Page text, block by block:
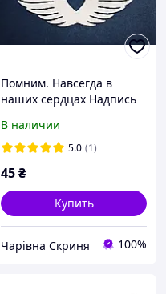
Помним. Навсегда в
наших сердцах Надпись
Фигурка в букет,цвети
Фигурка длянесла
В наличии
5.0 (1)
45₴
Купить
Чарівна Скриня 100%